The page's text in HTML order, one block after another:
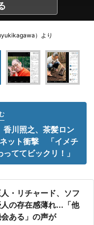
）より
川照之、茶髪ロン
ット衝撃 「イメチ
ててビックリ！」
・リチャード、ソフ
の存在感薄れ...「他
ある」の声が